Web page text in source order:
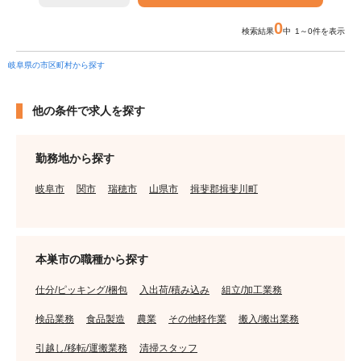
検索結果0中 1～0件を表示
岐阜県の市区町村から探す
他の条件で求人を探す
勤務地から探す
岐阜市 関市 瑞穂市 山県市 揖斐郡揖斐川町
本巣市の職種から探す
仕分/ピッキング/梱包 入出荷/積み込み 組立/加工業務
検品業務 食品製造 農業 その他軽作業 搬入/搬出業務
引越し/移転/運搬業務 清掃スタッフ